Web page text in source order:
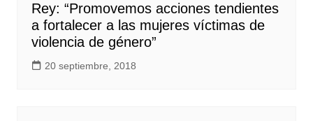
Rey: “Promovemos acciones tendientes
a fortalecer a las mujeres víctimas de
violencia de género”
20 septiembre, 2018